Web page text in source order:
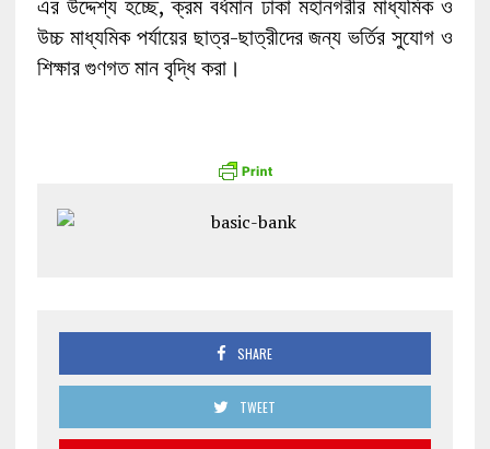
এর উদ্দেশ্য হচ্ছে, ক্রম বর্ধমান ঢাকা মহানগরীর মাধ্যমিক ও
উচ্চ মাধ্যমিক পর্যায়ের ছাত্র-ছাত্রীদের জন্য ভর্তির সুযোগ ও
শিক্ষার গুণগত মান বৃদ্ধি করা।
SHARE
TWEET